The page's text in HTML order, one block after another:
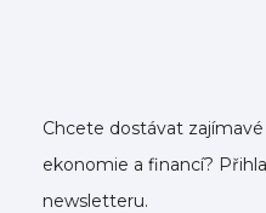
Chcete dostávat
ekonomie a financí?
newsletteru.